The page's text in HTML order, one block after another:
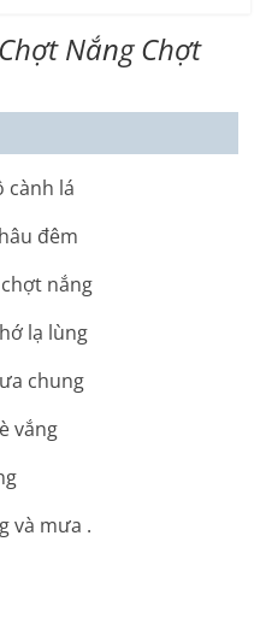
Chợt Nắng Chợt
cành lá
đêm
nắng
lạ lùng
chung
vắng
và mưa .